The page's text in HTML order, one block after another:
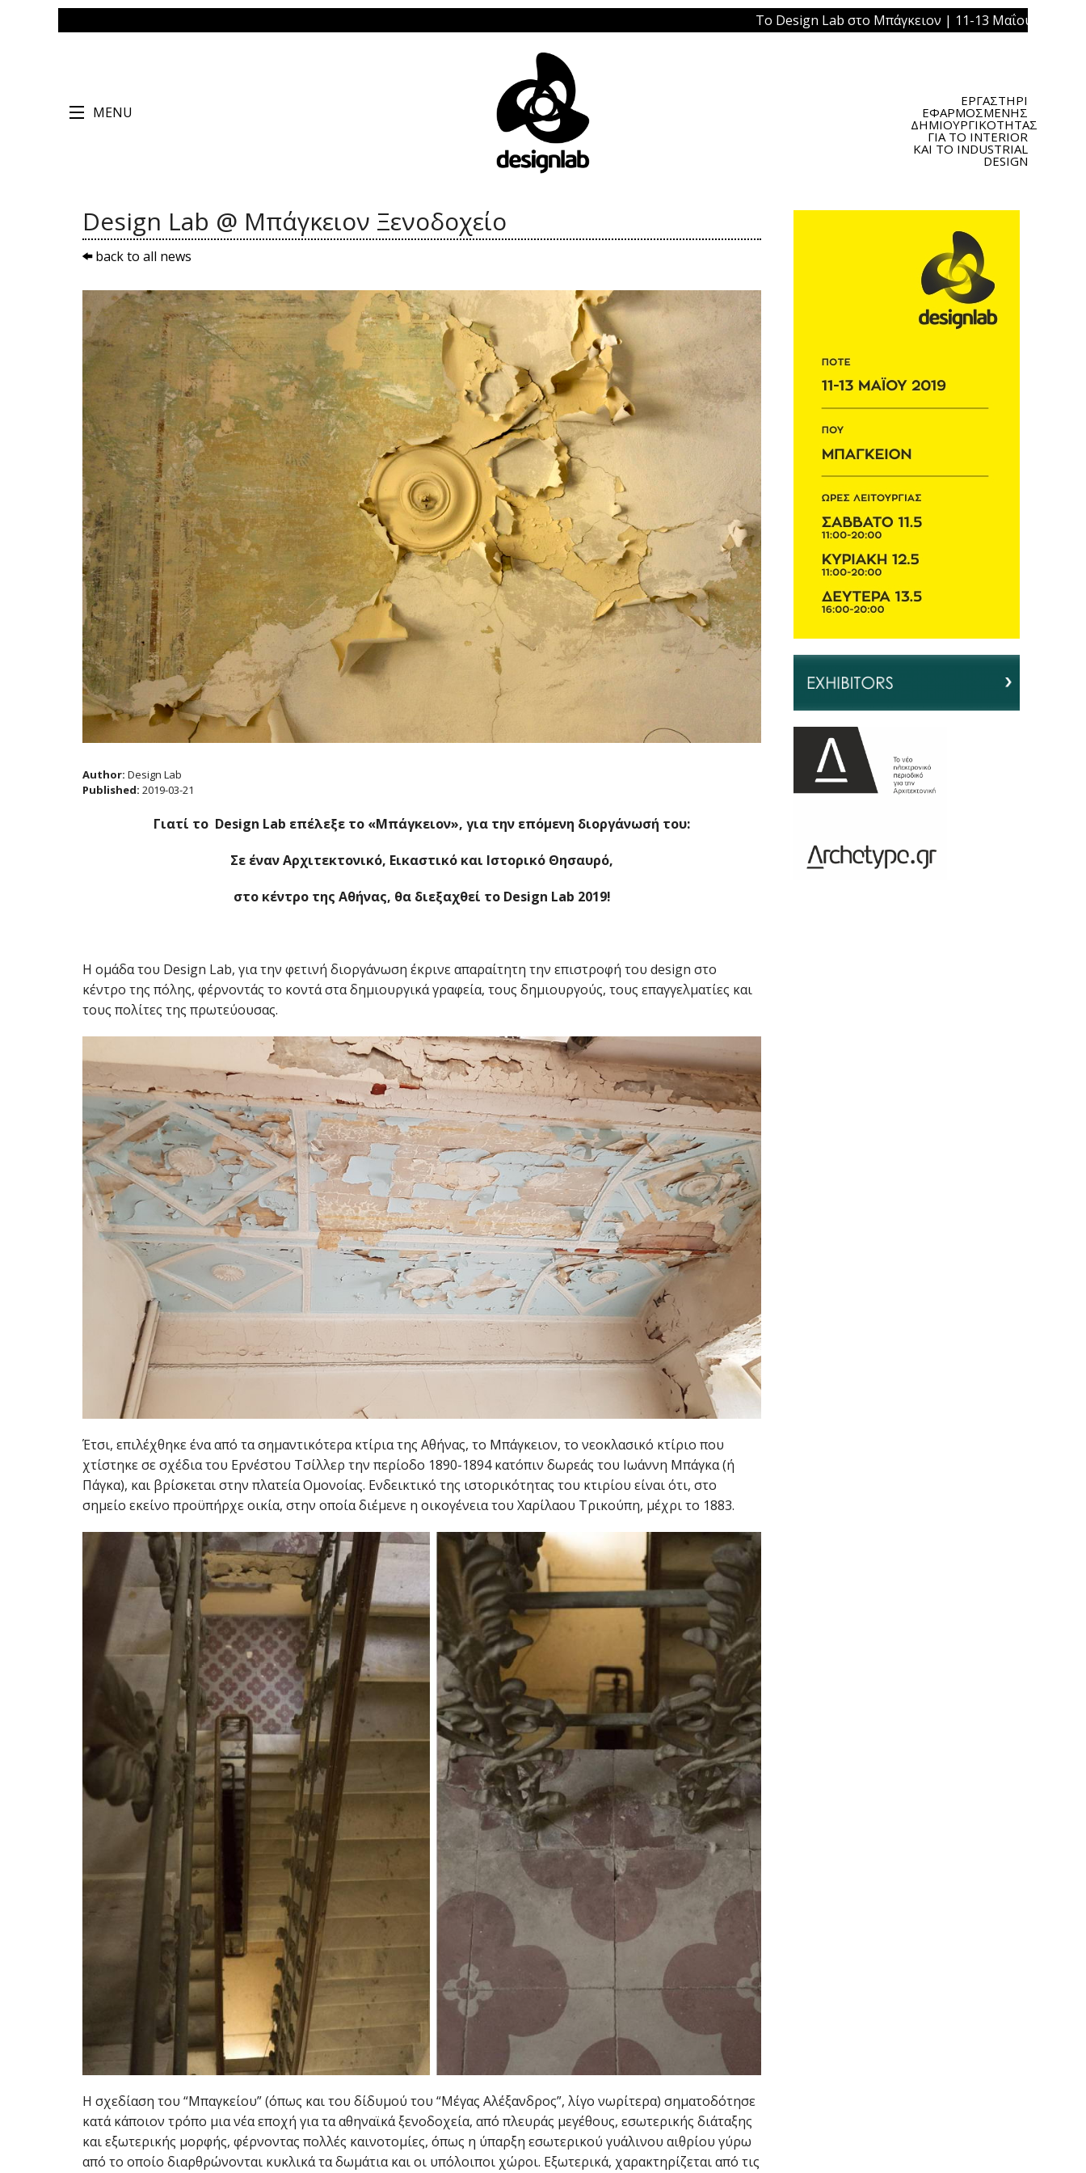
Το Design Lab στο Μπάγκειον | 11-13 Μαΐου 2019 | Πλατεία
MENU
ΕΡΓΑΣΤΗΡΙ
ΕΦΑΡΜΟΣΜΕΝΗΣ
ΔΗΜΙΟΥΡΓΙΚΟΤΗΤΑΣ
ΓΙΑ ΤΟ INTERIOR
ΚΑΙ ΤΟ INDUSTRIAL
DESIGN
Design Lab @ Μπάγκειον Ξενοδοχείο
back to all news
Author: Design Lab
Published: 2019-03-21
Γιατί το Design Lab επέλεξε το «Μπάγκειον», για την επόμενη διοργάνωσή του:
Σε έναν Αρχιτεκτονικό, Εικαστικό και Ιστορικό Θησαυρό,
στο κέντρο της Αθήνας, θα διεξαχθεί το Design Lab 2019!
Η ομάδα του Design Lab, για την φετινή διοργάνωση έκρινε απαραίτητη την επιστροφή του design στο
κέντρο της πόλης, φέρνοντάς το κοντά στα δημιουργικά γραφεία, τους δημιουργούς, τους επαγγελματίες και
τους πολίτες της πρωτεύουσας.
Έτσι, επιλέχθηκε ένα από τα σημαντικότερα κτίρια της Αθήνας, το Μπάγκειον, το νεοκλασικό κτίριο που
χτίστηκε σε σχέδια του Ερνέστου Τσίλλερ την περίοδο 1890-1894 κατόπιν δωρεάς του Ιωάννη Μπάγκα (ή
Πάγκα), και βρίσκεται στην πλατεία Ομονοίας. Ενδεικτικό της ιστορικότητας του κτιρίου είναι ότι, στο
σημείο εκείνο προϋπήρχε οικία, στην οποία διέμενε η οικογένεια του Χαρίλαου Τρικούπη, μέχρι το 1883.
Η σχεδίαση του “Μπαγκείου” (όπως και του δίδυμού του “Μέγας Αλέξανδρος”, λίγο νωρίτερα) σηματοδότησε
κατά κάποιον τρόπο μια νέα εποχή για τα αθηναϊκά ξενοδοχεία, από πλευράς μεγέθους, εσωτερικής διάταξης
και εξωτερικής μορφής, φέρνοντας πολλές καινοτομίες, όπως η ύπαρξη εσωτερικού γυάλινου αιθρίου γύρω
από το οποίο διαρθρώνονται κυκλικά τα δωμάτια και οι υπόλοιποι χώροι. Εξωτερικά, χαρακτηρίζεται από τις